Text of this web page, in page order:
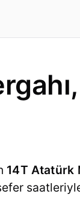
14T Atatürk